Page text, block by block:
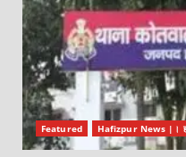
Featured Hafizpur News |।